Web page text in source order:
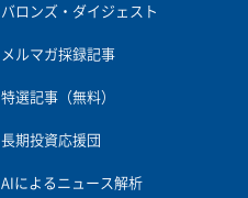
バロンズ・ダイジェスト
メルマガ採録記事
特選記事（無料）
長期投資応援団
AIによるニュース解析